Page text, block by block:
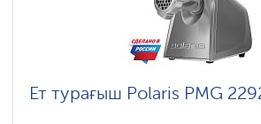
Ет турағыш Polaris PMG